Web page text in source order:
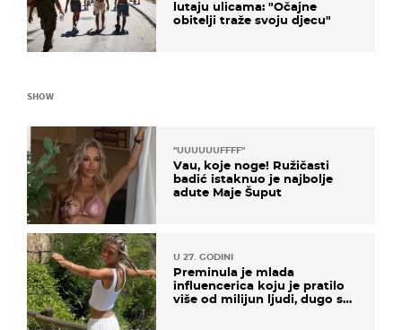
lutaju ulicama: "Očajne
obitelji traže svoju djecu"
SHOW
"UUUUUUFFFF"
Vau, koje noge! Ružičasti
badić istaknuo je najbolje
adute Maje Šuput
U 27. GODINI
Preminula je mlada
influencerica koju je pratilo
više od milijun ljudi, dugo se